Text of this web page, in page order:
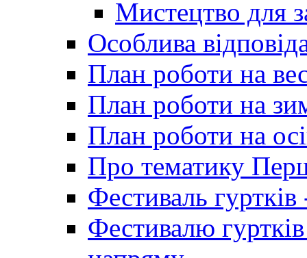
Мистецтво для
Особлива
План роботи на
План роботи на
План роботи на
Про тематику
Фестиваль
Фестивалю